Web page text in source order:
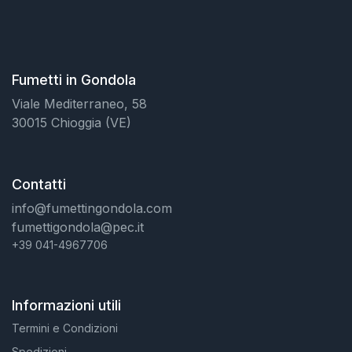
Fumetti in Gondola
Viale Mediterraneo, 58
30015 Chioggia (VE)
Contatti
info@fumettingondola.com
fumettigondola@pec.it
+39 041-4967706
Informazioni utili
Termini e Condizioni